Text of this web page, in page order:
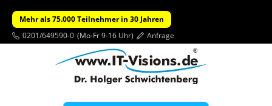
Mehr als 75.000 Teilnehmer in 30 Jahren
0201/649590-0 (Mo-Fr 9-16 Uhr) Anfrage